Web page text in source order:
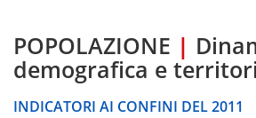
POPOLAZIONE |
demografica e
INDICATORI AI CONFINI DEL 2011